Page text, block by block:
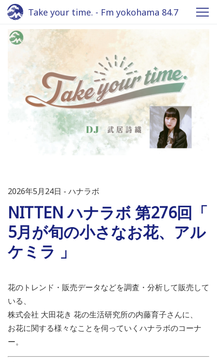
Take your time. - Fm yokohama 84.7
2026年5月24日 ハナラボ
NITTEN ハナラボ 第276回「
5月が旬の小さなお花、アル
ケミラ 」
花のトレンド・販売データなどを調査・分析して販売して
いる、
株式会社 大田花き 花の生活研究所の内藤育子さんに、
お花に関する様々なことを伺っていくハナラボのコーナ
ー。